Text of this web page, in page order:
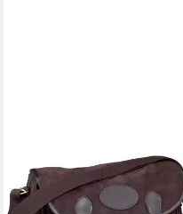
Freizeittasche Jagdtasche
Leder
99,99 €
UVP129,99 €